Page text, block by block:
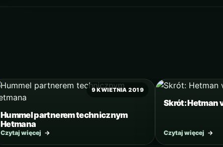
9 KWIETNIA 2019
Hummel partnerem technicznym
Hetmana
Czytaj więcej →
Skrót: Hetman
Czytaj więcej →